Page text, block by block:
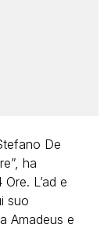
De
ha
L’ad e
suo
Amadeus e